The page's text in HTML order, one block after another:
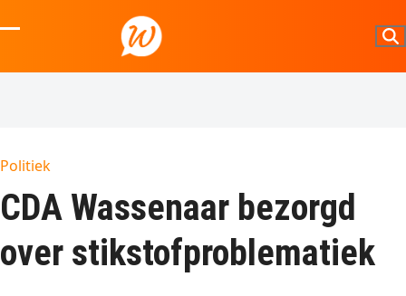
to
mobile
mobile
Politiek
CDA Wassenaar bezorgd
over stikstofproblematiek